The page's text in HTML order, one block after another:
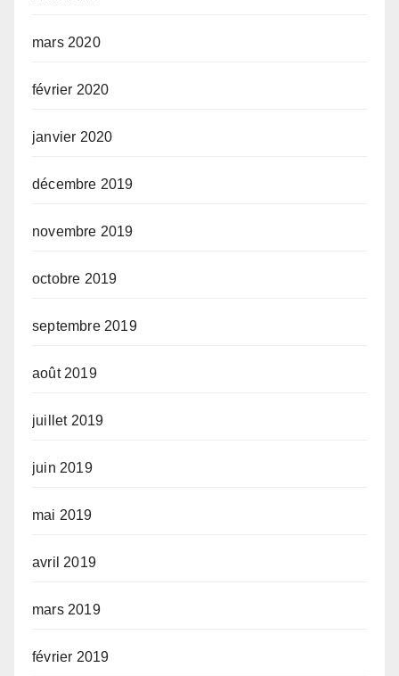
mars 2020
février 2020
janvier 2020
décembre 2019
novembre 2019
octobre 2019
septembre 2019
août 2019
juillet 2019
juin 2019
mai 2019
avril 2019
mars 2019
février 2019